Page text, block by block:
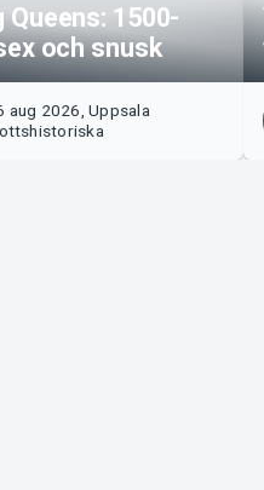
Queens: 1500-
och snusk
aug 2026, Uppsala